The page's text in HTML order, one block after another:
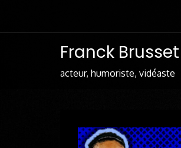
Content
Franck Brusset
acteur, humoriste, vidéaste